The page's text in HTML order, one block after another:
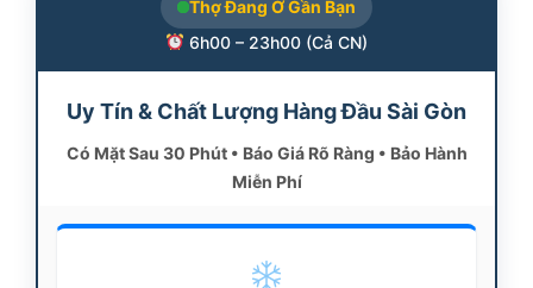
Thợ Đang Ở Gần Bạn
6h00 – 23h00 (Cả CN)
Uy Tín & Chất Lượng Hàng Đầu Sài Gòn
Có Mặt Sau 30 Phút • Báo Giá Rõ Ràng • Bảo Hành
Miễn Phí